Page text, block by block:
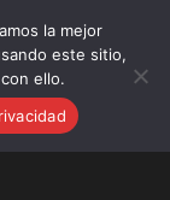
el Hogar,
la mejor
este sitio,
ello.